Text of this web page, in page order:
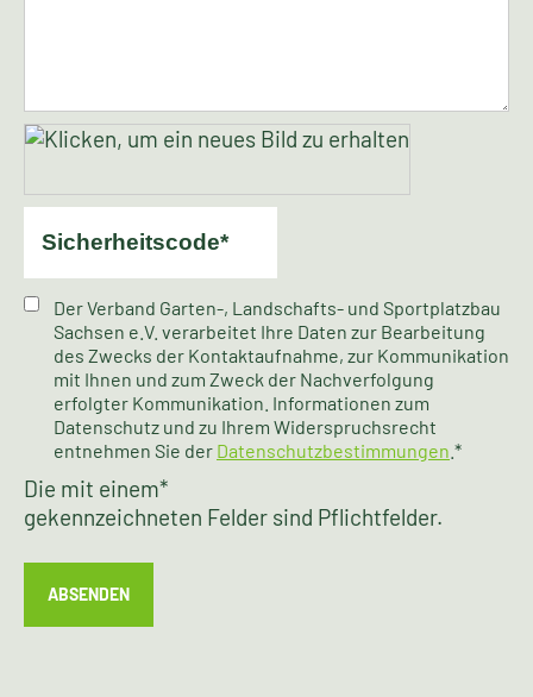
Der Verband Garten-, Landschafts- und Sportplatzbau
Sachsen e.V. verarbeitet Ihre Daten zur Bearbeitung
des Zwecks der Kontaktaufnahme, zur Kommunikation
mit Ihnen und zum Zweck der Nachverfolgung
erfolgter Kommunikation. Informationen zum
Datenschutz und zu Ihrem Widerspruchsrecht
entnehmen Sie der Datenschutzbestimmungen .*
Die mit einem*
gekennzeichneten Felder sind Pflichtfelder.
ABSENDEN